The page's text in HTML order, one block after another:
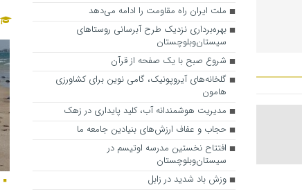
ملت ایران راه مقاومت را ادامه می‌دهد
بهره‌برداری نزدیک طرح آبرسانی روستاهای
سیستان‌وبلوچستان
شروع صبح با یک صفحه از قرآن
گلخانه‌های آیروپونیک، گامی نوین برای کشاورزی
هامون
مدیریت هوشمندانه آب، کلید پایداری در زهک
حجاب و عفاف ارزش‌های بنیادین جامعه ما
افتتاح نخستین مدرسه اوتیسم در
سیستان‌وبلوچستان
وزش باد شدید در زابل